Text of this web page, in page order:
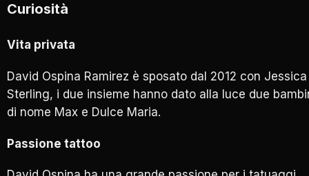
Curiosità
Vita privata
David Ospina Ramirez è sposato dal 2012 con Jessica
Sterling, i due insieme hanno dato alla luce due
di nome Max e Dulce Maria.
Passione tattoo